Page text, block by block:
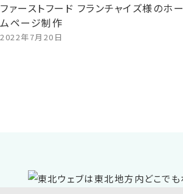
ファーストフード フランチャイズ様のホー
ムページ制作
2022年7月20日